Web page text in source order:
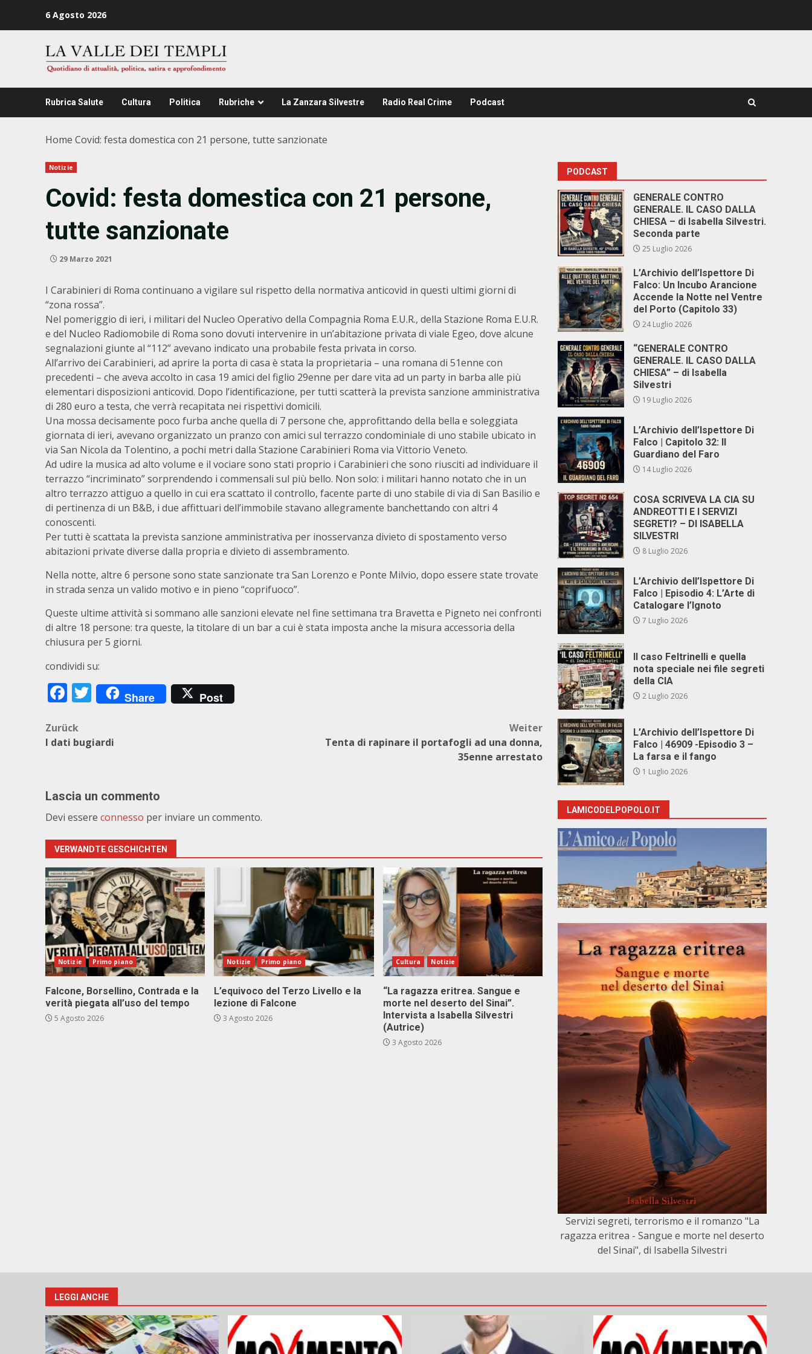
6 Agosto 2026
Rubrica Salute Cultura Politica Rubriche La Zanzara Silvestre Radio Real Crime Podcast
Home Covid: festa domestica con 21 persone, tutte sanzionate
Notizie
Covid: festa domestica con 21 persone,
tutte sanzionate
29 Marzo 2021
I Carabinieri di Roma continuano a vigilare sul rispetto della normativa anticovid in questi ultimi giorni di
“zona rossa”.
Nel pomeriggio di ieri, i militari del Nucleo Operativo della Compagnia Roma E.U.R., della Stazione Roma E.U.R.
e del Nucleo Radiomobile di Roma sono dovuti intervenire in un’abitazione privata di viale Egeo, dove alcune
segnalazioni giunte al “112” avevano indicato una probabile festa privata in corso.
All’arrivo dei Carabinieri, ad aprire la porta di casa è stata la proprietaria – una romana di 51enne con
precedenti – che aveva accolto in casa 19 amici del figlio 29enne per dare vita ad un party in barba alle più
elementari disposizioni anticovid. Dopo l’identificazione, per tutti scatterà la prevista sanzione amministrativa
di 280 euro a testa, che verrà recapitata nei rispettivi domicili.
Una mossa decisamente poco furba anche quella di 7 persone che, approfittando della bella e soleggiata
giornata di ieri, avevano organizzato un pranzo con amici sul terrazzo condominiale di uno stabile ubicato in
via San Nicola da Tolentino, a pochi metri dalla Stazione Carabinieri Roma via Vittorio Veneto.
Ad udire la musica ad alto volume e il vociare sono stati proprio i Carabinieri che sono riusciti ad individuare il
terrazzo “incriminato” sorprendendo i commensali sul più bello. Non solo: i militari hanno notato che in un
altro terrazzo attiguo a quello in cui era scattato il controllo, facente parte di uno stabile di via di San Basilio e
di pertinenza di un B&B, i due affittuari dell’immobile stavano allegramente banchettando con altri 4
conoscenti.
Per tutti è scattata la prevista sanzione amministrativa per inosservanza divieto di spostamento verso
abitazioni private diverse dalla propria e divieto di assembramento.
Nella notte, altre 6 persone sono state sanzionate tra San Lorenzo e Ponte Milvio, dopo essere state trovate
in strada senza un valido motivo e in pieno “coprifuoco”.
Queste ultime attività si sommano alle sanzioni elevate nel fine settimana tra Bravetta e Pigneto nei confronti
di altre 18 persone: tra queste, la titolare di un bar a cui è stata imposta anche la misura accessoria della
chiusura per 5 giorni.
condividi su:
Facebook
Twitter
Share Post
Beitragsnavigation
Zurück
I dati bugiardi
Weiter
Tenta di rapinare il portafogli ad una donna,
35enne arrestato
Lascia un commento
Devi essere connesso per inviare un commento.
VERWANDTE GESCHICHTEN
Notizie Primo piano
Falcone, Borsellino, Contrada e la
verità piegata all’uso del tempo
5 Agosto 2026
Notizie Primo piano
L’equivoco del Terzo Livello e la
lezione di Falcone
3 Agosto 2026
Cultura Notizie
“La ragazza eritrea. Sangue e
morte nel deserto del Sinai”.
Intervista a Isabella Silvestri
(Autrice)
3 Agosto 2026
PODCAST
GENERALE CONTRO
GENERALE. IL CASO DALLA
CHIESA – di Isabella Silvestri.
Seconda parte
25 Luglio 2026
L’Archivio dell’Ispettore Di
Falco: Un Incubo Arancione
Accende la Notte nel Ventre
del Porto (Capitolo 33)
24 Luglio 2026
“GENERALE CONTRO
GENERALE. IL CASO DALLA
CHIESA” – di Isabella
Silvestri
19 Luglio 2026
L’Archivio dell’Ispettore Di
Falco | Capitolo 32: Il
Guardiano del Faro
14 Luglio 2026
COSA SCRIVEVA LA CIA SU
ANDREOTTI E I SERVIZI
SEGRETI? – DI ISABELLA
SILVESTRI
8 Luglio 2026
L’Archivio dell’Ispettore Di
Falco | Episodio 4: L’Arte di
Catalogare l’Ignoto
7 Luglio 2026
Il caso Feltrinelli e quella
nota speciale nei file segreti
della CIA
2 Luglio 2026
L’Archivio dell’Ispettore Di
Falco | 46909 -Episodio 3 –
La farsa e il fango
1 Luglio 2026
LAMICODELPOPOLO.IT
Servizi segreti, terrorismo e il romanzo "La
ragazza eritrea - Sangue e morte nel deserto
del Sinai", di Isabella Silvestri
LEGGI ANCHE